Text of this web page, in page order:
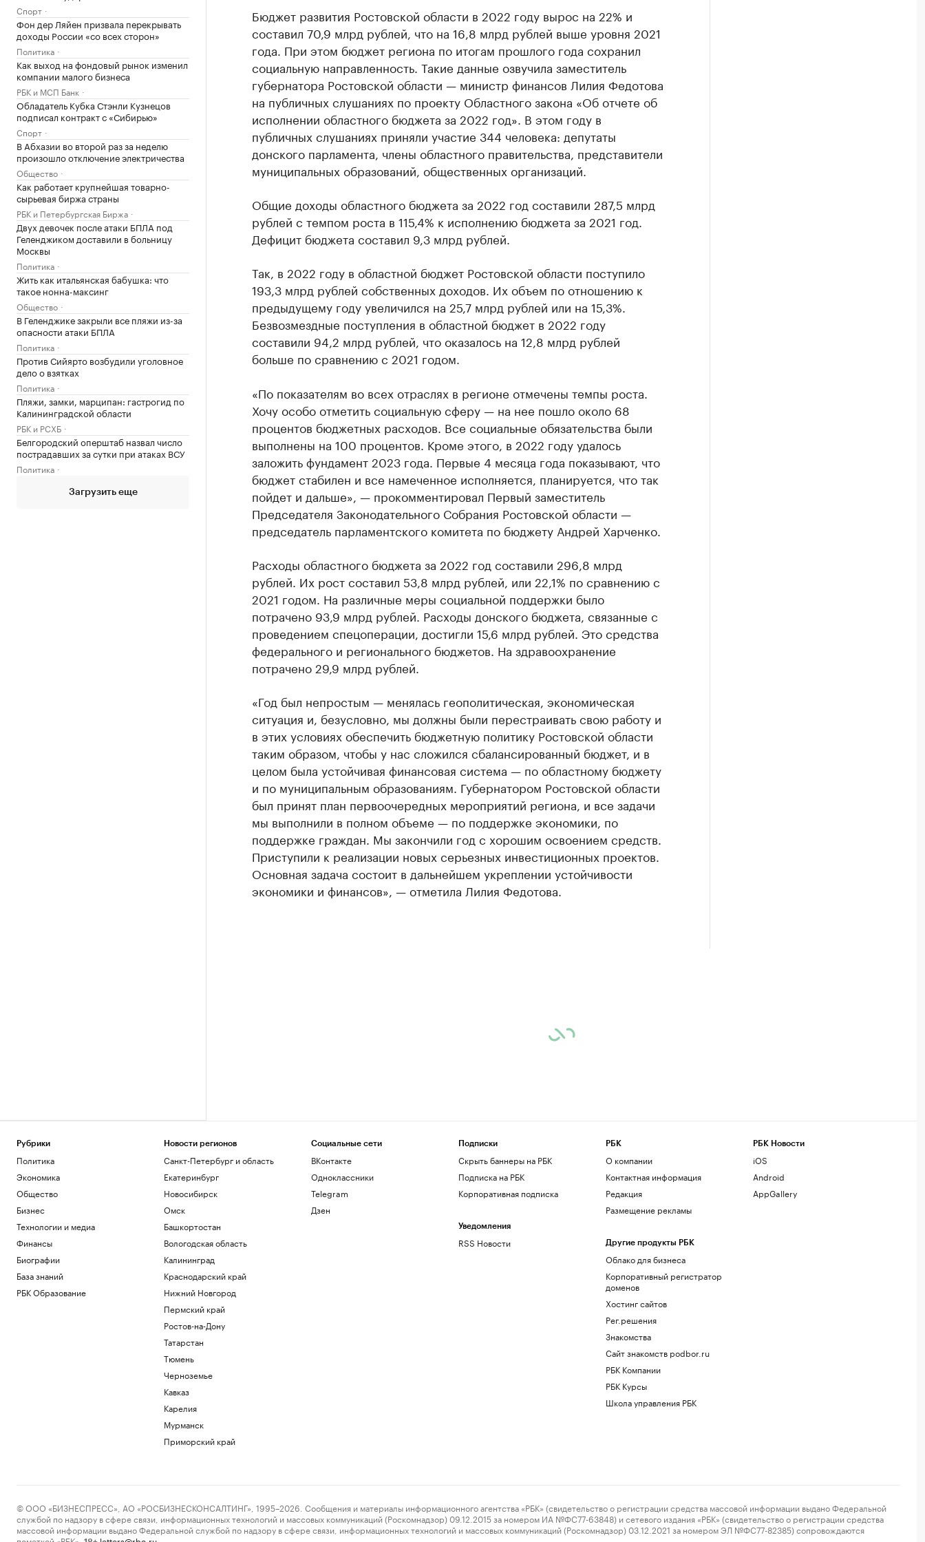
Спорт
Фон дер Ляйен призвала перекрывать
доходы России «со всех сторон»
Политика
Как выход на фондовый рынок изменил
компании малого бизнеса
РБК и МСП Банк
Обладатель Кубка Стэнли Кузнецов
подписал контракт с «Сибирью»
Спорт
В Абхазии во второй раз за неделю
произошло отключение электричества
Общество
Как работает крупнейшая товарно-
сырьевая биржа страны
РБК и Петербургская Биржа
Двух девочек после атаки БПЛА под
Геленджиком доставили в больницу
Москвы
Политика
Жить как итальянская бабушка: что
такое нонна-максинг
Общество
В Геленджике закрыли все пляжи из-за
опасности атаки БПЛА
Политика
Против Сийярто возбудили уголовное
дело о взятках
Политика
Пляжи, замки, марципан: гастрогид по
Калининградской области
РБК и РСХБ
Белгородский оперштаб назвал число
пострадавших за сутки при атаках ВСУ
Политика
Загрузить еще
Бюджет развития Ростовской области в 2022 году вырос на 22% и
составил 70,9 млрд рублей, что на 16,8 млрд рублей выше уровня 2021
года. При этом бюджет региона по итогам прошлого года сохранил
социальную направленность. Такие данные озвучила заместитель
губернатора Ростовской области — министр финансов Лилия Федотова
на публичных слушаниях по проекту Областного закона «Об отчете об
исполнении областного бюджета за 2022 год». В этом году в
публичных слушаниях приняли участие 344 человека: депутаты
донского парламента, члены областного правительства, представители
муниципальных образований, общественных организаций.
Общие доходы областного бюджета за 2022 год составили 287,5 млрд
рублей с темпом роста в 115,4% к исполнению бюджета за 2021 год.
Дефицит бюджета составил 9,3 млрд рублей.
Так, в 2022 году в областной бюджет Ростовской области поступило
193,3 млрд рублей собственных доходов. Их объем по отношению к
предыдущему году увеличился на 25,7 млрд рублей или на 15,3%.
Безвозмездные поступления в областной бюджет в 2022 году
составили 94,2 млрд рублей, что оказалось на 12,8 млрд рублей
больше по сравнению с 2021 годом.
«По показателям во всех отраслях в регионе отмечены темпы роста.
Хочу особо отметить социальную сферу — на нее пошло около 68
процентов бюджетных расходов. Все социальные обязательства были
выполнены на 100 процентов. Кроме этого, в 2022 году удалось
заложить фундамент 2023 года. Первые 4 месяца года показывают, что
бюджет стабилен и все намеченное исполняется, планируется, что так
пойдет и дальше», — прокомментировал Первый заместитель
Председателя Законодательного Собрания Ростовской области —
председатель парламентского комитета по бюджету Андрей Харченко.
Расходы областного бюджета за 2022 год составили 296,8 млрд
рублей. Их рост составил 53,8 млрд рублей, или 22,1% по сравнению с
2021 годом. На различные меры социальной поддержки было
потрачено 93,9 млрд рублей. Расходы донского бюджета, связанные с
проведением спецоперации, достигли 15,6 млрд рублей. Это средства
федерального и регионального бюджетов. На здравоохранение
потрачено 29,9 млрд рублей.
«Год был непростым — менялась геополитическая, экономическая
ситуация и, безусловно, мы должны были перестраивать свою работу и
в этих условиях обеспечить бюджетную политику Ростовской области
таким образом, чтобы у нас сложился сбалансированный бюджет, и в
целом была устойчивая финансовая система — по областному бюджету
и по муниципальным образованиям. Губернатором Ростовской области
был принят план первоочередных мероприятий региона, и все задачи
мы выполнили в полном объеме — по поддержке экономики, по
поддержке граждан. Мы закончили год с хорошим освоением средств.
Приступили к реализации новых серьезных инвестиционных проектов.
Основная задача состоит в дальнейшем укреплении устойчивости
экономики и финансов», — отметила Лилия Федотова.
Рубрики
Политика
Экономика
Общество
Бизнес
Технологии и медиа
Финансы
Биографии
База знаний
РБК Образование
Новости регионов
Санкт-Петербург и область
Екатеринбург
Новосибирск
Омск
Башкортостан
Вологодская область
Калининград
Краснодарский край
Нижний Новгород
Пермский край
Ростов-на-Дону
Татарстан
Тюмень
Черноземье
Кавказ
Карелия
Мурманск
Приморский край
Социальные сети
ВКонтакте
Одноклассники
Telegram
Дзен
Подписки
Скрыть баннеры на РБК
Подписка на РБК
Корпоративная подписка
Уведомления
RSS Новости
РБК
О компании
Контактная информация
Редакция
Размещение рекламы
Другие продукты РБК
Облако для бизнеса
Корпоративный регистратор
доменов
Хостинг сайтов
Рег.решения
Знакомства
Сайт знакомств podbor.ru
РБК Компании
РБК Курсы
Школа управления РБК
РБК Новости
iOS
Android
AppGallery
© ООО «БИЗНЕСПРЕСС», АО «РОСБИЗНЕСКОНСАЛТИНГ», 1995–2026. Сообщения и материалы информационного агентства «РБК» (свидетельство о регистрации средства массовой информации выдано Федеральной
службой по надзору в сфере связи, информационных технологий и массовых коммуникаций (Роскомнадзор) 09.12.2015 за номером ИА №ФС77-63848) и сетевого издания «РБК» (свидетельство о регистрации средства
массовой информации выдано Федеральной службой по надзору в сфере связи, информационных технологий и массовых коммуникаций (Роскомнадзор) 03.12.2021 за номером ЭЛ №ФС77-82385) сопровождаются